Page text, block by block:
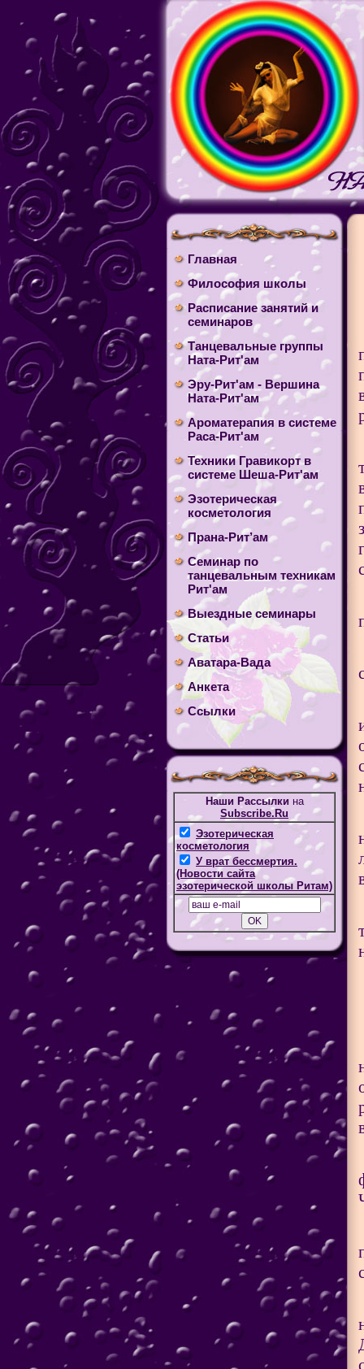
Главная
Философия школы
Расписание занятий и
семинаров
Танцевальные группы
Ната-Рит'ам
Эру-Рит'ам - Вершина
Ната-Рит'ам
Ароматерапия в системе
Раса-Рит'ам
Техники Гравикорт в
системе Шеша-Рит'ам
Эзотерическая
косметология
Прана-Рит’ам
Cеминар по
танцевальным техникам
Рит'ам
Выездные семинары
Статьи
Аватара-Вада
Анкета
Ссылки